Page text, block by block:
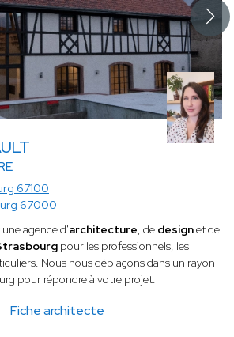
Fiche architecte
67100
67000
une agence d'architecture, de designet de
pour les professionnels, les
Nous nous déplaçons dans un rayon
pour répondre à votre projet.